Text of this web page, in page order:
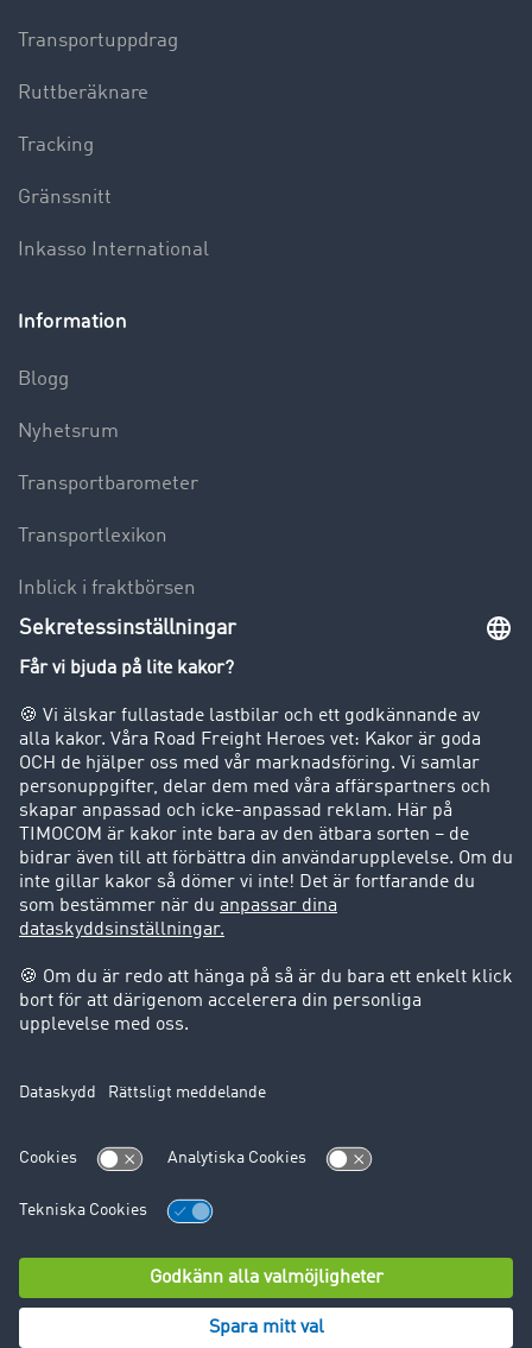
Transportuppdrag
Ruttberäknare
Tracking
Gränssnitt
Inkasso International
Information
Blogg
Nyhetsrum
Transportbarometer
Transportlexikon
Inblick i fraktbörsen
Körförbud för lastbilar
Företag
Kunder värvar kunder
Success Stories
Support
Support
Juridiskt
Företagsinformation
Användarvillkor